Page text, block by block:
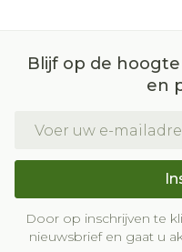
Blijf op de
en
Door op inschrijven te
nieuwsbrief en gaat u